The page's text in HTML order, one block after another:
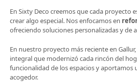
En Sixty Deco creemos que cada proyecto
crear algo especial. Nos enfocamos en
ofreciendo soluciones personalizadas y de
En nuestro proyecto más reciente en
integral que modernizó cada rincón del
funcionalidad de los espacios y aportamos
acogedor.